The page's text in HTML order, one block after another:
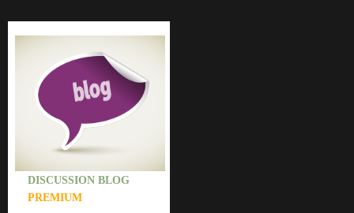
CATEGORIES >
DISCUSSION BLOG
PREMIUM